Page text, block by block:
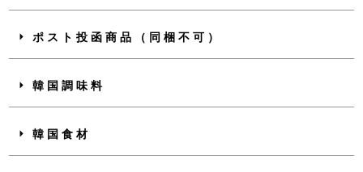
ポスト投函商品（同梱不可）
韓国調味料
韓国食材